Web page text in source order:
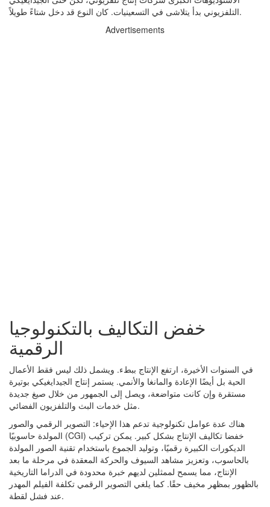
التلفزيوني بدأ يتلاشى في التسعينيات. كان النوع قد دخل شتاءً طويلاً.
Advertisements
خفض التكاليف بالتكنولوجيا
الرقمية
في السنوات الأخيرة، ارتفع الإنتاج ببطء. ويشمل ذلك ليس فقط الأعمال
الحية بل أيضًا الإعادة والمانغا والأنمي. يستمر إنتاج الجيدايغيكي بوتيرة
مستقرة وإن كانت متواضعة، ويصل إلى الجمهور من خلال صيغ جديدة
مثل خدمات البث والتلفزيون الفضائي.
هناك عدة عوامل تكنولوجية تدعم هذا الإحياء: التصوير الرقمي والصور
المولدة حاسوبيًا (CGI) خفضا تكاليف الإنتاج بشكل كبير. يمكن تركيب
الديكورات الكبيرة رقميًا، وتوليد الجموع باستخدام تقنية الصور المولدة
بالحاسوب، وتعزيز مشاهد السيوف والحركة المعقدة في مرحلة ما بعد
الإنتاج، مما يسمح لممثلين لديهم خبرة محدودة في الدراما التاريخية
بالظهور بمظهر مخيف حقًا. كما يلغي التصوير الرقمي تكلفة الفيلم المهدر
عند فشل لقطة.